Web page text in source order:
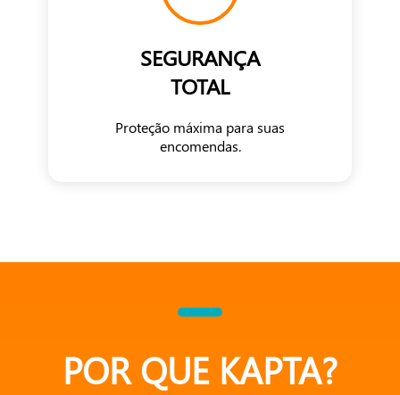
SEGURANÇA
TOTAL
Proteção máxima para suas
encomendas.
POR QUE KAPTA?